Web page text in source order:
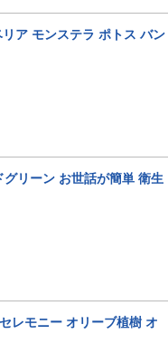
ア モンステラ ポトス バン
リーン お世話が簡単 衛生
レモニー オリーブ植樹 オ